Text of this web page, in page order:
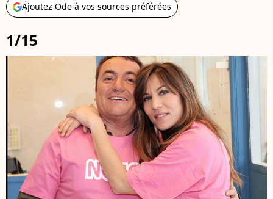
Ajoutez Ode à vos sources préférées
1/15